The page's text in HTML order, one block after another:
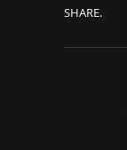
SHARE.